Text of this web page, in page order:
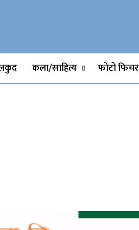
Youth, Model Watch, Movies
कला/साहित्य फोटो फिचर